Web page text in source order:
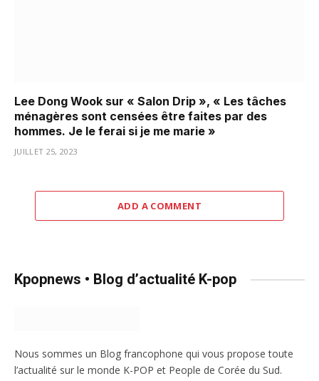
Lee Dong Wook sur « Salon Drip », « Les tâches
ménagères sont censées être faites par des
hommes. Je le ferai si je me marie »
JUILLET 25, 2023
ADD A COMMENT
Kpopnews • Blog d’actualité K-pop
Nous sommes un Blog francophone qui vous propose toute
l’actualité sur le monde K-POP et People de Corée du Sud.